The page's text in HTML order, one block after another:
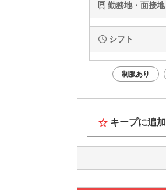
勤務地・面接地
シフト
制服あり
キープに追加